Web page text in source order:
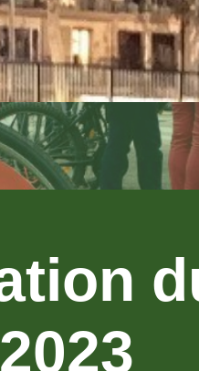
2023